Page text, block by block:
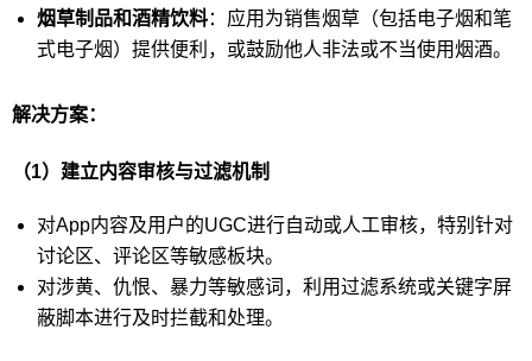
烟草制品和酒精饮料：应用为销售烟草（包括电子烟和笔
式电子烟）提供便利，或鼓励他人非法或不当使用烟酒。
解决方案：
（1）建立内容审核与过滤机制
对App内容及用户的UGC进行自动或人工审核，特别针对
讨论区、评论区等敏感板块。
对涉黄、仇恨、暴力等敏感词，利用过滤系统或关键字屏
蔽脚本进行及时拦截和处理。